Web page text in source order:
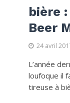
bière
Beer
24 avril
L’année
loufoque il
tireuse à